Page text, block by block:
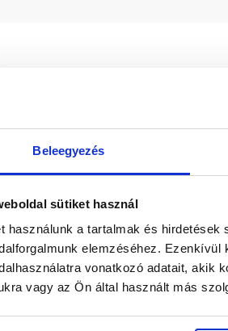
Beleegyezés
sütiket használ
használunk a tartalmak és
elemzéséhez.
vonatkozó adatait, akik
vagy az Ön által használt más
lezárótökéletes
lehetséges módon
megjelenő színek a legtöbb